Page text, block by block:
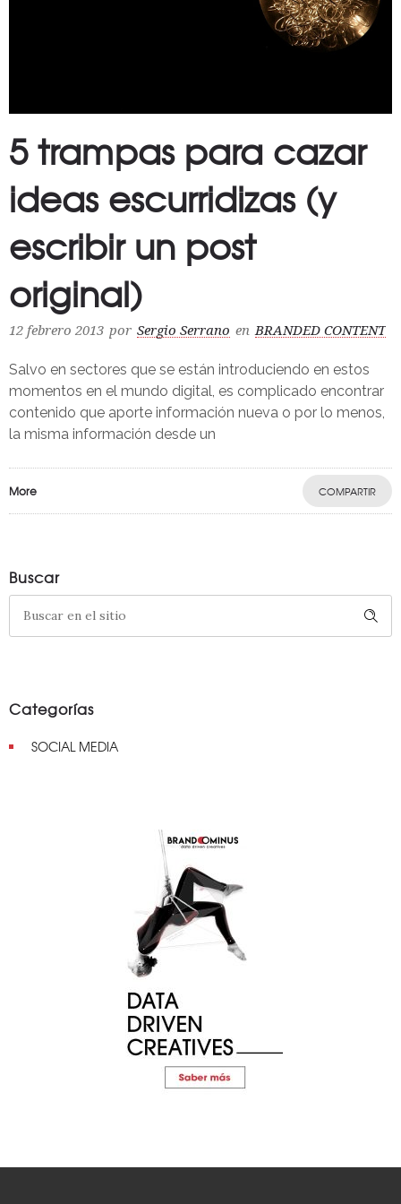
5 trampas para cazar
ideas escurridizas (y
escribir un post
original)
12 febrero 2013 por Sergio Serrano en BRANDED CONTENT
Salvo en sectores que se están introduciendo en estos
momentos en el mundo digital, es complicado encontrar
contenido que aporte información nueva o por lo menos,
la misma información desde un
More COMPARTIR
Buscar
Categorías
SOCIAL MEDIA